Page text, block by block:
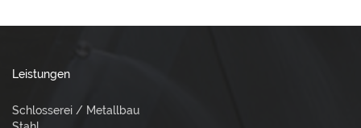
Leistungen
Schlosserei / Metallbau